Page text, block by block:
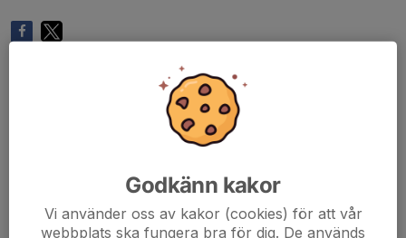
Godkänn kakor
Vi använder oss av kakor (cookies) för att vår
webbplats ska fungera bra för dig. De används